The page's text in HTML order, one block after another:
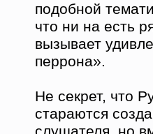
подобной
что ни на есть
вызывает
перрона».
Не секрет, что
стараются